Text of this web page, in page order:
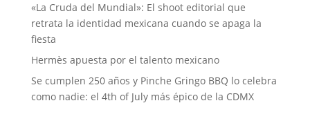
«La Cruda del Mundial»: El shoot editorial que
retrata la identidad mexicana cuando se apaga la
fiesta
Hermès apuesta por el talento mexicano
Se cumplen 250 años y Pinche Gringo BBQ lo celebra
como nadie: el 4th of July más épico de la CDMX